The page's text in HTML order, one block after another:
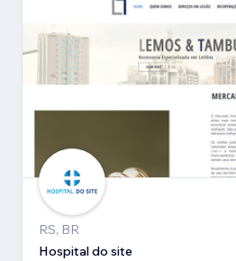
RS, BR
Hospital do site